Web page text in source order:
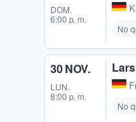
DOM.
6:00 p. m.
No
30 NOV.
LUN.
8:00 p. m.
No